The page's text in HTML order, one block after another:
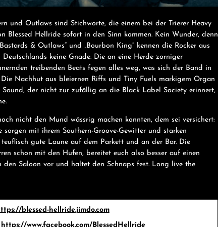
und Outlaws sind Stichworte, die einem bei der Trierer Heavy
Blessed Hellride sofort in den Sinn kommen. Kein Wunder, denn
& Outlaws“ und „Bourbon King“ kennen die Rocker aus
Deutschlands keine Gnade. Die an eine Herde zorniger
treibenden Beats fegen alles weg, was sich der Band in
Nachhut aus bleiernen Riffs und Tiny Fuels markigem Organ
Sound, der nicht zur zufällig an die Black Label Society erinnert,
nicht den Mund wässrig machen konnten, dem sei versichert:
sorgen mit ihrem Southern-Groove-Gewitter und starken
gute Laune auf dem Parkett und an der Bar. Die
schon mit den Hufen, bereitet euch also besser auf einen
den Saloon vor und haltet den Schnaps fest. Long live the
blessed-hellride.jimdo.com
https://www.facebook.com/BlessedHellride